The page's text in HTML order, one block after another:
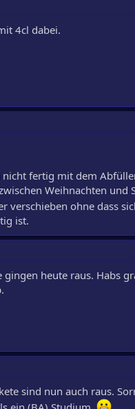
4cl dabei.
fertig mit dem
Weihnachten
verschieben ohne dass
ist.
gingen heute raus. Habs
sind nun auch raus.